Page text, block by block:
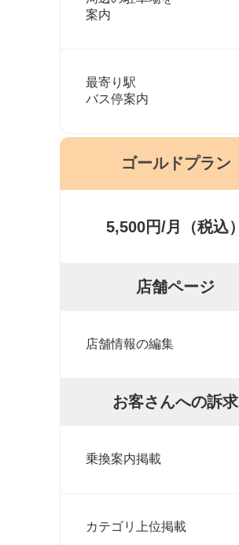
案内
最寄り駅
バス停案内
ゴールドプラン
5,500円/月（税込）
店舗ページ
店舗情報の編集
お客さんへの訴求
乗換案内掲載
カテゴリ上位掲載